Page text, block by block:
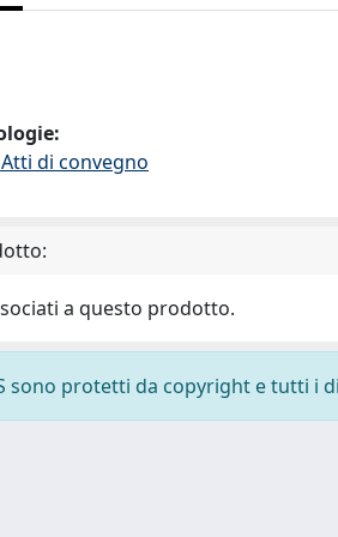
di convegno
a questo prodotto.
sono protetti da copyright e tutti i